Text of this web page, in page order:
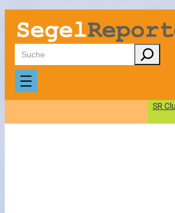
Zum
Inhalt
springen
Suchen
SR